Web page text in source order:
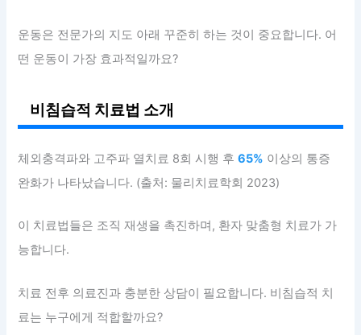
운동은 전문가의 지도 아래 꾸준히 하는 것이 중요합니다. 어
떤 운동이 가장 효과적일까요?
비침습적 치료법 소개
체외충격파와 고주파 열치료 8회 시행 후65% 이상의 통증
완화가 나타났습니다. (출처: 물리치료학회 2023)
이 치료법들은 조직 재생을 촉진하며, 환자 맞춤형 치료가 가
능합니다.
치료 전후 의료진과 충분한 상담이 필요합니다. 비침습적 치
료는 누구에게 적합할까요?